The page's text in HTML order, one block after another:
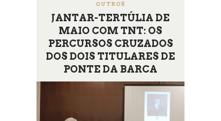
FAZER-SE SÓCIO
LIGAÇÕES ÚTEIS
CONTACTOS
OUTROS
JANTAR-TERTÚLIA DE
MAIO COM TNT: OS
PERCURSOS CRUZADOS
DOS DOIS TITULARES DE
PONTE DA BARCA